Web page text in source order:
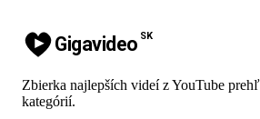
Gigavideo SK
Zbierka najlepších videí z YouTube
kategórií.